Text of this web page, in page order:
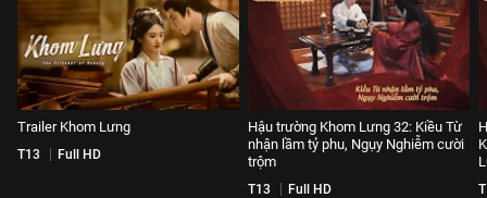
Trailer Khom Lưng
T13 Full HD
Hậu trường Khom Lưng 32: Kiều Từ
nhận lầm tỷ phu, Ngụy Nghiễm cười
trộm
T13 Full HD